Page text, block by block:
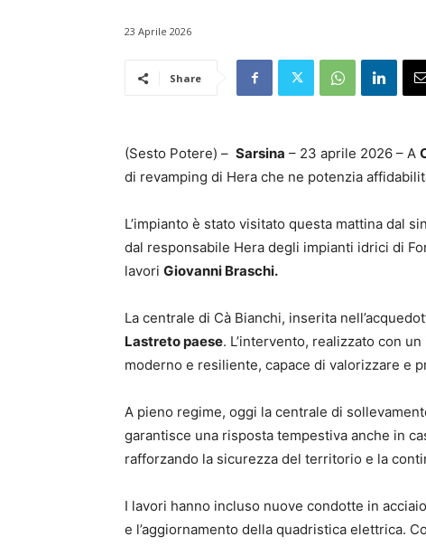
23 Aprile 2026
Share
(Sesto Potere) – Sarsina – 23 aprile 2026 – A
di revamping di Hera che ne potenzia
L’impianto è stato visitato questa mattina dal
dal responsabile Hera degli impianti idrici di
lavori Giovanni Braschi.
La centrale di Cà Bianchi, inserita
Lastreto paese. L’intervento, realizzato con
moderno e resiliente, capace di valorizzare e
A pieno regime, oggi la centrale di
garantisce una risposta tempestiva anche in
rafforzando la sicurezza del territorio e la
I lavori hanno incluso nuove condotte in
e l’aggiornamento della quadristica elettrica.